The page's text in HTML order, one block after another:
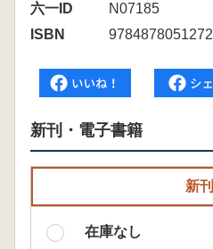
六一ID
N07185
ISBN
9784878051272
新刊・電子書籍
新刊
在庫なし